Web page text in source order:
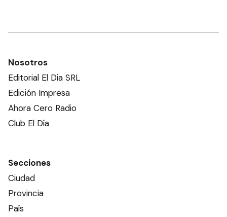
Nosotros
Editorial El Dia SRL
Edición Impresa
Ahora Cero Radio
Club El Día
Secciones
Ciudad
Provincia
País